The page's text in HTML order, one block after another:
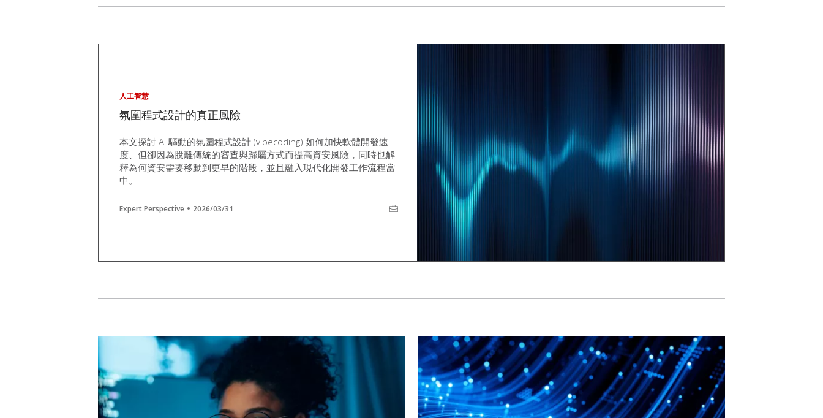
人工智慧
氛圍程式設計的真正風險
本文探討 AI 驅動的氛圍程式設計 (vibecoding) 如何加快軟體開發速
度、但卻因為脫離傳統的審查與歸屬方式而提高資安風險，同時也解
釋為何資安需要移動到更早的階段，並且融入現代化開發工作流程當
中。
Expert Perspective 2026/03/31